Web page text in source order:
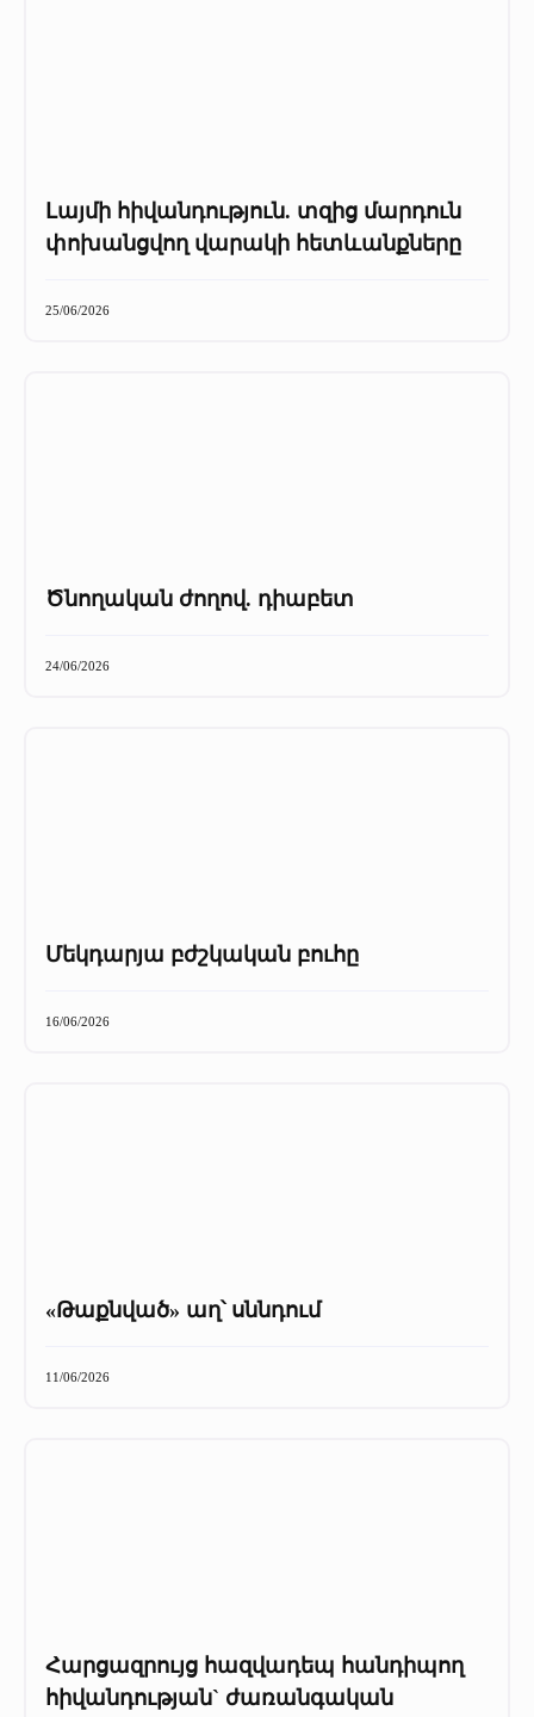
Լայմի հիվանդություն. տզից մարդուն
փոխանցվող վարակի հետևանքները
25/06/2026
Ծնողական ժողով. դիաբետ
24/06/2026
Մեկդարյա բժշկական բուհը
16/06/2026
«Թաքնված» աղ՝ սննդում
11/06/2026
Հարցազրույց հազվադեպ հանդիպող
հիվանդության` ժառանգական